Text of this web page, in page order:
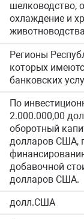
шелководство,
охлаждение и
Регионы
которых
банковских
По
2.000.000,00
оборотный
долларов США,
добавочной
долларов США.
долл.США